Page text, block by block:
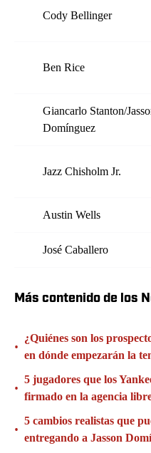
Cody Bellinger
Ben Rice
Giancarlo Stanton/
Domínguez
Jazz Chisholm Jr.
Austin Wells
José Caballero
Más contenido de los
•
¿Quiénes son los
en dónde empezarán la
•
5 jugadores que los
firmado en la agencia
•
5 cambios realistas que
entregando a Jasson